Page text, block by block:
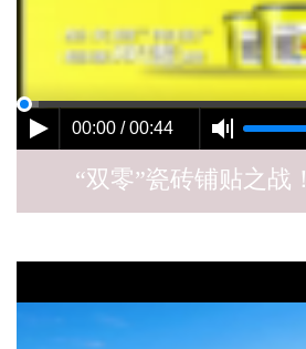
“双零”瓷砖铺贴之战！
00:00 / 00:44